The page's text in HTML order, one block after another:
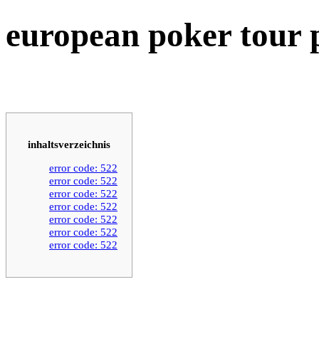
european poker tour
inhaltsverzeichnis
error code: 522
error code: 522
error code: 522
error code: 522
error code: 522
error code: 522
error code: 522